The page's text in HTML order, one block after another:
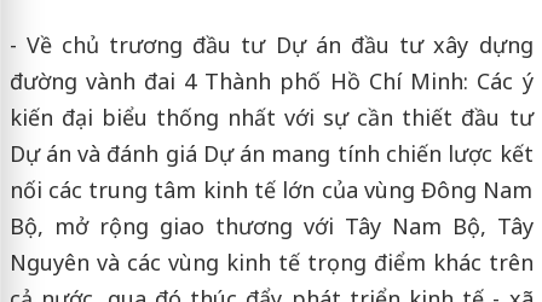
- Về chủ trương đầu tư Dự án đầu tư xây dựng
đường vành đai 4 Thành phố Hồ Chí Minh: Các ý
kiến đại biểu thống nhất với sự cần thiết đầu tư
Dự án và đánh giá Dự án mang tính chiến lược kết
nối các trung tâm kinh tế lớn của vùng Đông Nam
Bộ, mở rộng giao thương với Tây Nam Bộ, Tây
Nguyên và các vùng kinh tế trọng điểm khác trên